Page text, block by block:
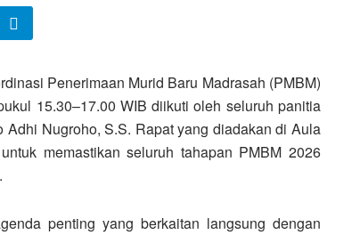
Penerimaan Murid Baru Madrasah (PMBM)
15.30–17.00 WIB diikuti oleh seluruh panitia
Nugroho, S.S. Rapat yang diadakan di Aula
memastikan seluruh tahapan PMBM 2026
penting yang berkaitan langsung dengan